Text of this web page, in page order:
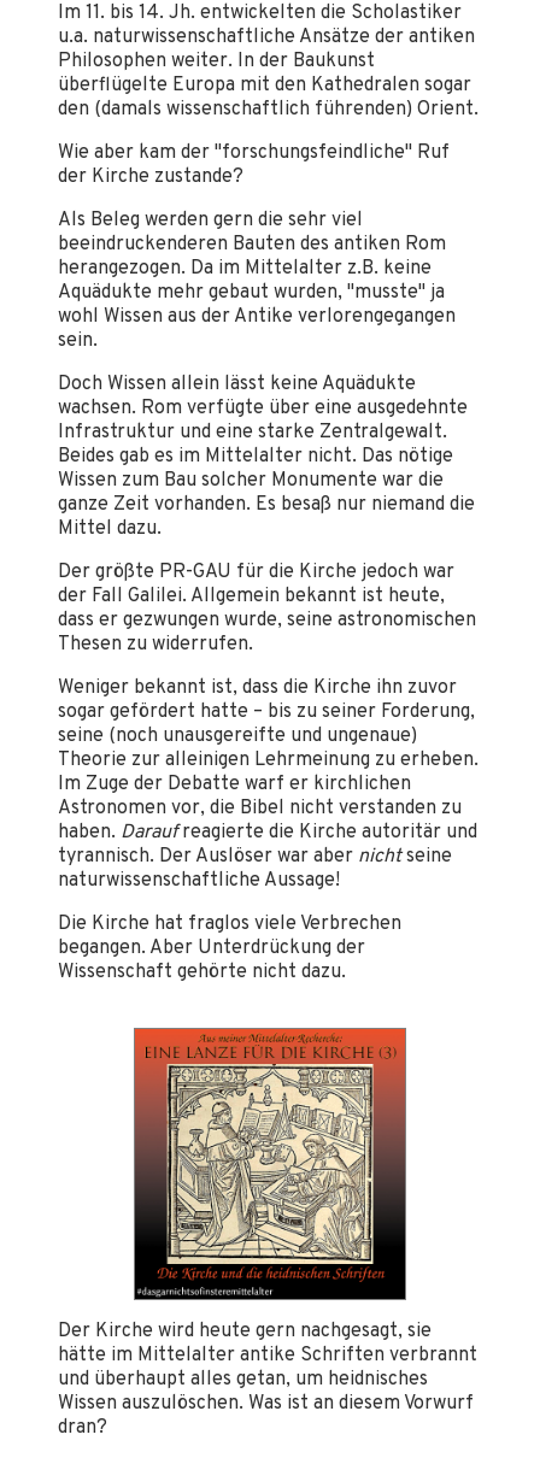
Im 11. bis 14. Jh. entwickelten die Scholastiker
u.a. naturwissenschaftliche Ansätze der antiken
Philosophen weiter. In der Baukunst
überflügelte Europa mit den Kathedralen sogar
den (damals wissenschaftlich führenden) Orient.
Wie aber kam der "forschungsfeindliche" Ruf
der Kirche zustande?
Als Beleg werden gern die sehr viel
beeindruckenderen Bauten des antiken Rom
herangezogen. Da im Mittelalter z.B. keine
Aquädukte mehr gebaut wurden, "musste" ja
wohl Wissen aus der Antike verlorengegangen
sein.
Doch Wissen allein lässt keine Aquädukte
wachsen. Rom verfügte über eine ausgedehnte
Infrastruktur und eine starke Zentralgewalt.
Beides gab es im Mittelalter nicht. Das nötige
Wissen zum Bau solcher Monumente war die
ganze Zeit vorhanden. Es besaß nur niemand die
Mittel dazu.
Der größte PR-GAU für die Kirche jedoch war
der Fall Galilei. Allgemein bekannt ist heute,
dass er gezwungen wurde, seine astronomischen
Thesen zu widerrufen.
Weniger bekannt ist, dass die Kirche ihn zuvor
sogar gefördert hatte – bis zu seiner Forderung,
seine (noch unausgereifte und ungenaue)
Theorie zur alleinigen Lehrmeinung zu erheben.
Im Zuge der Debatte warf er kirchlichen
Astronomen vor, die Bibel nicht verstanden zu
haben. Daraufreagierte die Kirche autoritär und
tyrannisch. Der Auslöser war aber nichtseine
naturwissenschaftliche Aussage!
Die Kirche hat fraglos viele Verbrechen
begangen. Aber Unterdrückung der
Wissenschaft gehörte nicht dazu.
Der Kirche wird heute gern nachgesagt, sie
hätte im Mittelalter antike Schriften verbrannt
und überhaupt alles getan, um heidnisches
Wissen auszulöschen. Was ist an diesem Vorwurf
dran?